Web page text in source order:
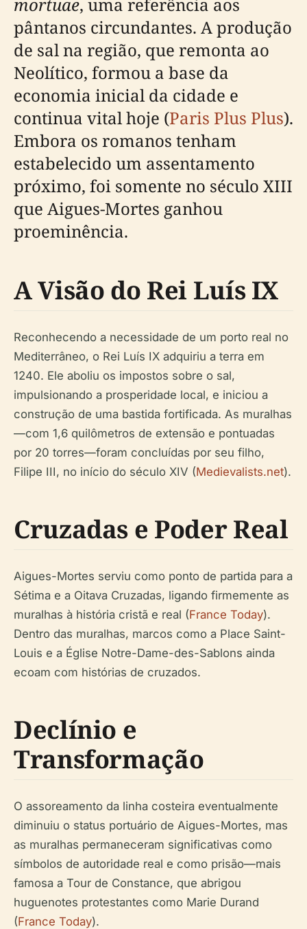
pântanos circundantes. A produção
de sal na região, que remonta ao
Neolítico, formou a base da
economia inicial da cidade e
continua vital hoje (Paris Plus Plus).
Embora os romanos tenham
estabelecido um assentamento
próximo, foi somente no século XIII
que Aigues-Mortes ganhou
proeminência.
A Visão do Rei Luís IX
Reconhecendo a necessidade de um porto real no
Mediterrâneo, o Rei Luís IX adquiriu a terra em
1240. Ele aboliu os impostos sobre o sal,
impulsionando a prosperidade local, e iniciou a
construção de uma bastida fortificada. As muralhas
—com 1,6 quilômetros de extensão e pontuadas
por 20 torres—foram concluídas por seu filho,
Filipe III, no início do século XIV (Medievalists.net).
Cruzadas e Poder Real
Aigues-Mortes serviu como ponto de partida para a
Sétima e a Oitava Cruzadas, ligando firmemente as
muralhas à história cristã e real (France Today).
Dentro das muralhas, marcos como a Place Saint-
Louis e a Église Notre-Dame-des-Sablons ainda
ecoam com histórias de cruzados.
Declínio e
Transformação
O assoreamento da linha costeira eventualmente
diminuiu o status portuário de Aigues-Mortes, mas
as muralhas permaneceram significativas como
símbolos de autoridade real e como prisão—mais
famosa a Tour de Constance, que abrigou
huguenotes protestantes como Marie Durand
(France Today).